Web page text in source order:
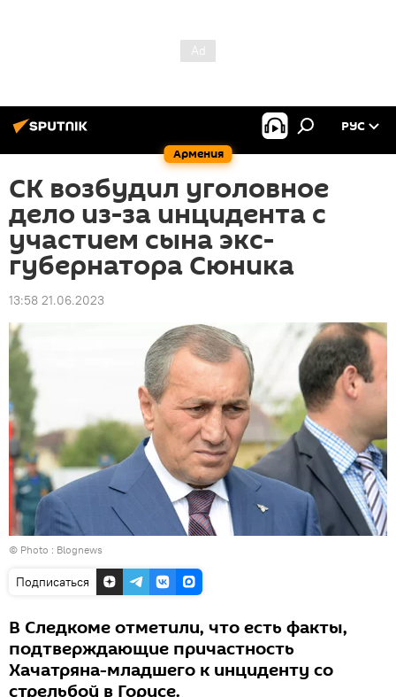
Армения
РУС
СК возбудил уголовное
дело из-за инцидента с
участием сына экс-
губернатора Сюника
13:58 21.06.2023
© Photo : Blognews
Подписаться
В Следкоме отметили, что есть факты,
подтверждающие причастность
Хачатряна-младшего к инциденту со
стрельбой в Горисе.